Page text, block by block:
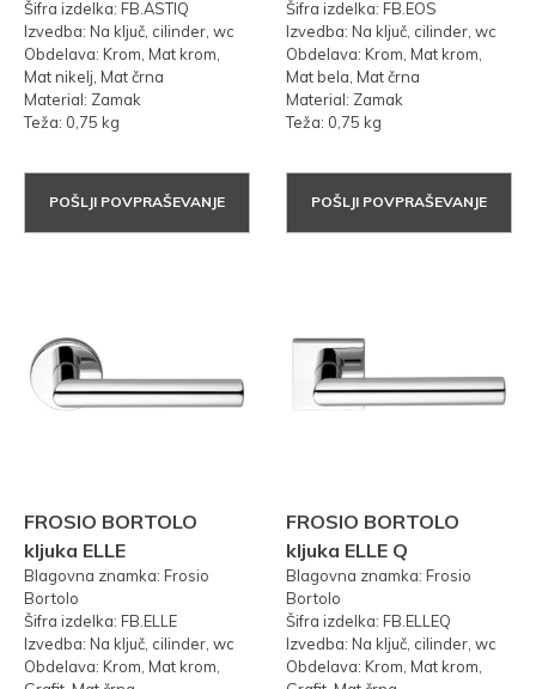
Šifra izdelka: FB.ASTIQ
Izvedba: Na ključ, cilinder, wc
Obdelava: Krom, Mat krom,
Mat nikelj, Mat črna
Material: Zamak
Teža: 0,75 kg
POŠLJI POVPRAŠEVANJE
Šifra izdelka: FB.EOS
Izvedba: Na ključ, cilinder, wc
Obdelava: Krom, Mat krom,
Mat bela, Mat črna
Material: Zamak
Teža: 0,75 kg
POŠLJI POVPRAŠEVANJE
FROSIO BORTOLO
kljuka ELLE
Blagovna znamka: Frosio
Bortolo
Šifra izdelka: FB.ELLE
Izvedba: Na ključ, cilinder, wc
Obdelava: Krom, Mat krom,
FROSIO BORTOLO
kljuka ELLE Q
Blagovna znamka: Frosio
Bortolo
Šifra izdelka: FB.ELLEQ
Izvedba: Na ključ, cilinder, wc
Obdelava: Krom, Mat krom,